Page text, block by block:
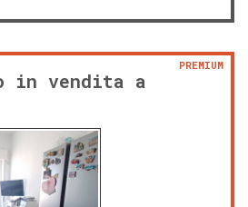
in vendita a
PREMIUM